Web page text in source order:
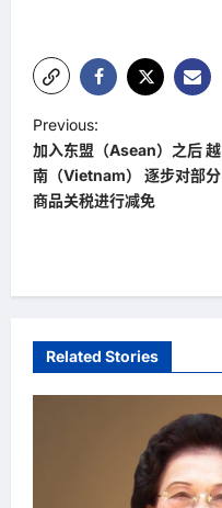
P
o
s
a
g
Previous:
加入东盟（Asean）之后 越
南（Vietnam） 逐步对部分
商品关税进行减免
Related Stories